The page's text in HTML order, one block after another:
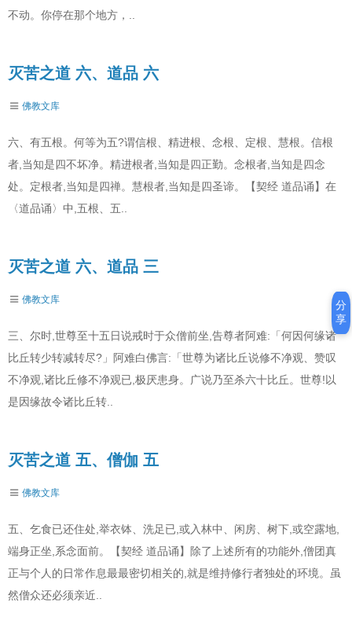
不动。你停在那个地方，..
灭苦之道 六、道品 六
佛教文库
六、有五根。何等为五?谓信根、精进根、念根、定根、慧根。信根
者,当知是四不坏净。精进根者,当知是四正勤。念根者,当知是四念
处。定根者,当知是四禅。慧根者,当知是四圣谛。【契经 道品诵】在
〈道品诵〉中,五根、五..
灭苦之道 六、道品 三
佛教文库
三、尔时,世尊至十五日说戒时于众僧前坐,告尊者阿难:「何因何缘诸
比丘转少转减转尽?」阿难白佛言:「世尊为诸比丘说修不净观、赞叹
不净观,诸比丘修不净观已,极厌患身。广说乃至杀六十比丘。世尊!以
是因缘故令诸比丘转..
灭苦之道 五、僧伽 五
佛教文库
五、乞食已还住处,举衣钵、洗足已,或入林中、闲房、树下,或空露地,
端身正坐,系念面前。【契经 道品诵】除了上述所有的功能外,僧团真
正与个人的日常作息最最密切相关的,就是维持修行者独处的环境。虽
然僧众还必须亲近..
分
享